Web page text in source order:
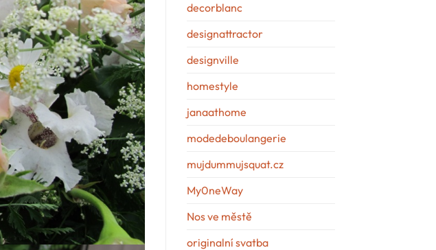
decorblanc
designattractor
designville
homestyle
janaathome
modedeboulangerie
mujdummujsquat.cz
My0neWay
Nos ve městě
originalní svatba